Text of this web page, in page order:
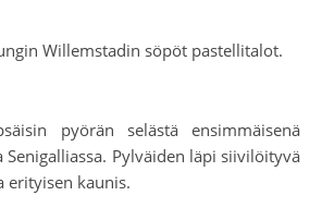
Willemstadin söpöt pastellitalot.
pyörän selästä ensimmäisenä
Pylväiden läpi siivilöityvä
erityisen kaunis.